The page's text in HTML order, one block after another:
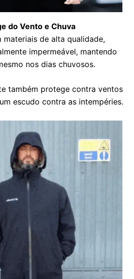
do Vento e Chuva
materiais de alta qualidade,
impermeável, mantendo
nos dias chuvosos.
também protege contra ventos
escudo contra as intempéries.